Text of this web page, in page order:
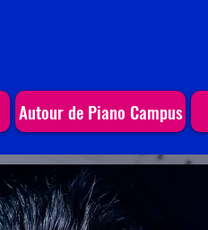
Autour de Piano Campus